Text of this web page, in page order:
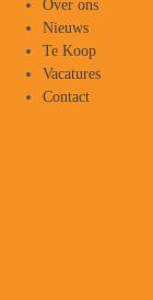
Over ons
Nieuws
Te Koop
Vacatures
Contact